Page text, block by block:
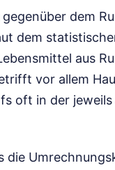
dem
dem
aus
vor allem
oft in der